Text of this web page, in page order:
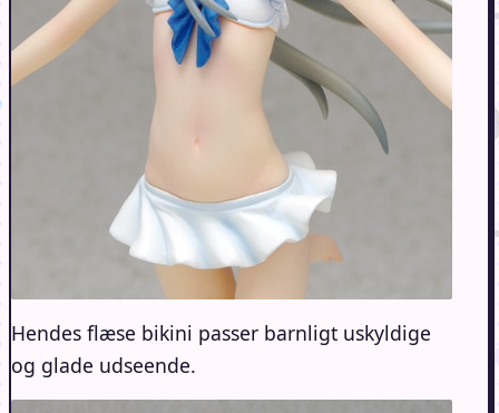
Hendes flæse bikini passer barnligt uskyldige
og glade udseende.